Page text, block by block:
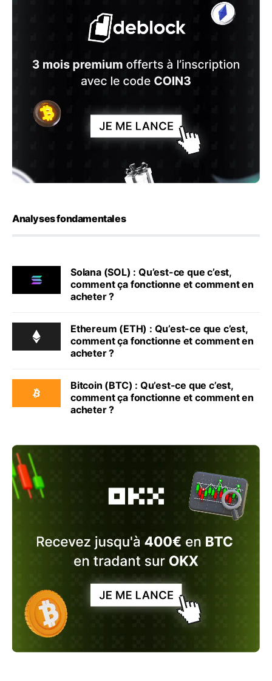
Analyses fondamentales
Solana (SOL) : Qu’est-ce que c’est,
comment ça fonctionne et comment en
acheter ?
Ethereum (ETH) : Qu’est-ce que c’est,
comment ça fonctionne et comment en
acheter ?
Bitcoin (BTC) : Qu’est-ce que c’est,
comment ça fonctionne et comment en
acheter ?